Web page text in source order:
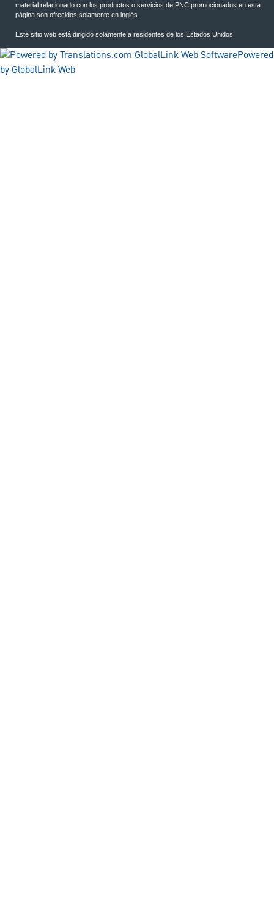
material relacionado con los productos o servicios de PNC promocionados en esta
página son ofrecidos solamente en inglés.
Este sitio web está dirigido solamente a residentes de los Estados Unidos.
Powered
by GlobalLink Web